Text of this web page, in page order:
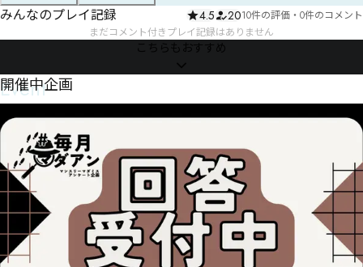
みんなのプレイ記録 4.5 2010件の評価 ・ 0件のコメント
まだコメント付きプレイ記録はありません
こちらもおすすめ
Event
開催中企画